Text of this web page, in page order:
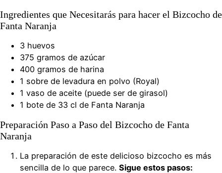
Ingredientes que Necesitarás para hacer el Bizcocho de
Fanta Naranja
3 huevos
375 gramos de azúcar
400 gramos de harina
1 sobre de levadura en polvo (Royal)
1 vaso de aceite (puede ser de girasol)
1 bote de 33 cl de Fanta Naranja
Preparación Paso a Paso del Bizcocho de Fanta
Naranja
La preparación de este delicioso bizcocho es más
sencilla de lo que parece. Sigue estos pasos: